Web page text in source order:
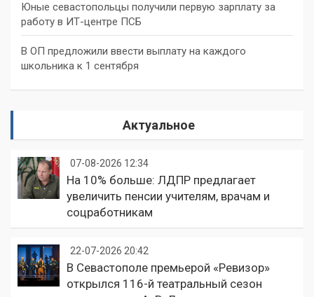
Юные севастопольцы получили первую зарплату за
работу в ИТ-центре ПСБ
В ОП предложили ввести выплату на каждого
школьника к 1 сентября
Актуальное
07-08-2026 12:34
На 10% больше: ЛДПР предлагает
увеличить пенсии учителям, врачам и
соцработникам
22-07-2026 20:42
В Севастополе премьерой «Ревизор»
открылся 116-й театральный сезон